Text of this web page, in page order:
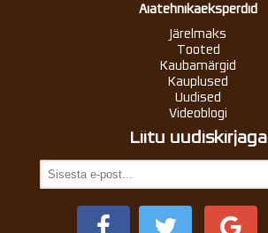
Aiatehnikaeksperdid
Järelmaks
Tooted
Kaubamärgid
Kauplused
Uudised
Videoblogi
Liitu uudiskirjaga